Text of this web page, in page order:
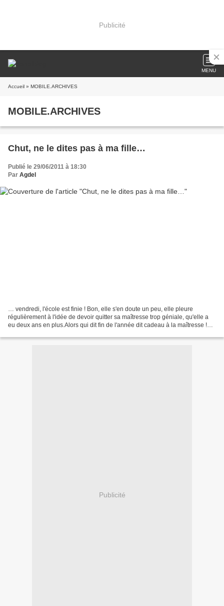
Publicité
MENU
Accueil » MOBILE.ARCHIVES
MOBILE.ARCHIVES
Chut, ne le dites pas à ma fille…
Publié le 29/06/2011 à 18:30
Par Agdel
… vendredi, l'école est finie ! Bon, elle s'en doute un peu, elle pleure
régulièrement à l'idée de devoir quitter sa maîtresse trop géniale, qu'elle a
eu deux ans en plus.Alors qui dit fin de l'année dit cadeau à la maîtresse !
Publicité